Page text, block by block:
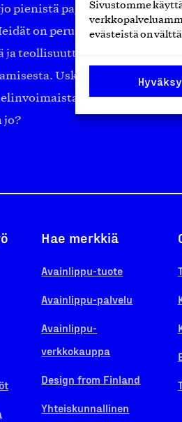
Sivustomme
evästeistä on
Hyväksy
pienistä pajoista ja
on perustettu yli 100
ja teollisuutta sekä nostamaan
Uskomme yhä, että
elinvoimaista yhteiskuntaa. Me
jo?
Hae merkkiä
Avainlippu-tuote
Avainlippu-palvelu
Avainlippu-
verkkokauppa
Design from Finland
Yhteiskunnallinen